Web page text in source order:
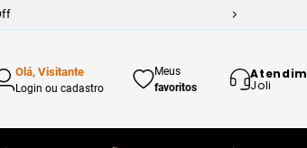
Olá, Visitante
Login ou cadastro
Meus
favoritos
Joli